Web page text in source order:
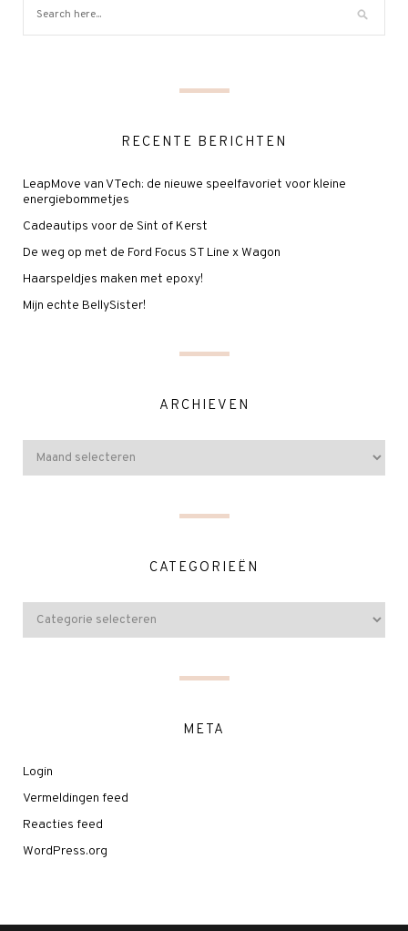
RECENTE BERICHTEN
LeapMove van VTech: de nieuwe speelfavoriet voor kleine
energiebommetjes
Cadeautips voor de Sint of Kerst
De weg op met de Ford Focus ST Line x Wagon
Haarspeldjes maken met epoxy!
Mijn echte BellySister!
ARCHIEVEN
CATEGORIEËN
META
Login
Vermeldingen feed
Reacties feed
WordPress.org